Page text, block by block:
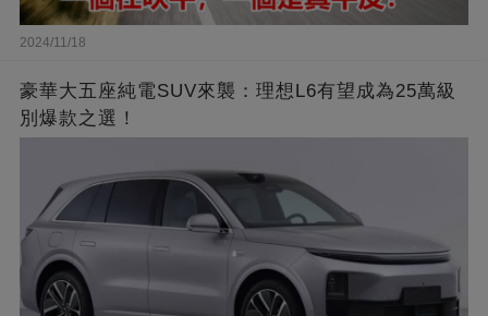
2024/11/18
豪華大五座純電SUV來襲：理想L6有望成為25萬級
別爆款之選！